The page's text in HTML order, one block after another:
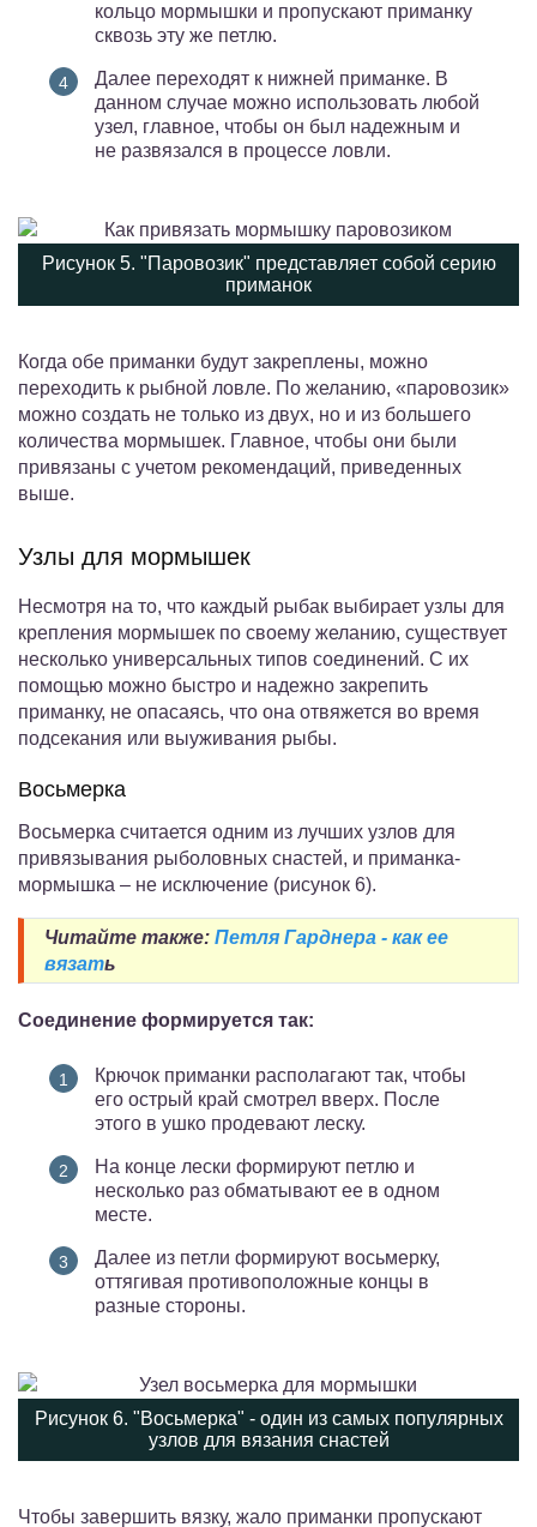
кольцо мормышки и пропускают приманку
сквозь эту же петлю.
Далее переходят к нижней приманке. В
данном случае можно использовать любой
узел, главное, чтобы он был надежным и
не развязался в процессе ловли.
Рисунок 5. "Паровозик" представляет собой серию
приманок
Когда обе приманки будут закреплены, можно
переходить к рыбной ловле. По желанию, «паровозик»
можно создать не только из двух, но и из большего
количества мормышек. Главное, чтобы они были
привязаны с учетом рекомендаций, приведенных
выше.
Узлы для мормышек
Несмотря на то, что каждый рыбак выбирает узлы для
крепления мормышек по своему желанию, существует
несколько универсальных типов соединений. С их
помощью можно быстро и надежно закрепить
приманку, не опасаясь, что она отвяжется во время
подсекания или выуживания рыбы.
Восьмерка
Восьмерка считается одним из лучших узлов для
привязывания рыболовных снастей, и приманка-
мормышка – не исключение (рисунок 6).
Читайте также: Петля Гарднера - как ее
вязать
Соединение формируется так:
Крючок приманки располагают так, чтобы
его острый край смотрел вверх. После
этого в ушко продевают леску.
На конце лески формируют петлю и
несколько раз обматывают ее в одном
месте.
Далее из петли формируют восьмерку,
оттягивая противоположные концы в
разные стороны.
Рисунок 6. "Восьмерка" - один из самых популярных
узлов для вязания снастей
Чтобы завершить вязку, жало приманки пропускают